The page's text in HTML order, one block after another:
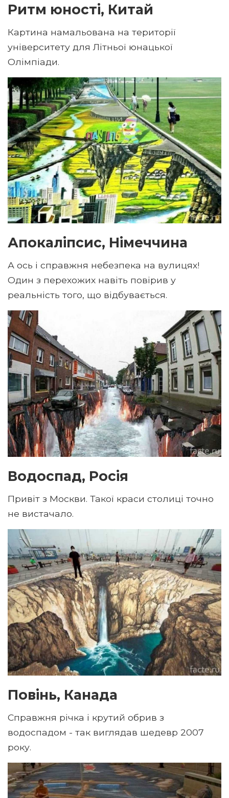
Ритм юності, Китай
Картина намальована на території
університету для Літньої юнацької
Олімпіади.
Апокаліпсис, Німеччина
А ось і справжня небезпека на вулицях!
Один з перехожих навіть повірив у
реальність того, що відбувається.
Водоспад, Росія
Привіт з Москви. Такої краси столиці точно
не вистачало.
Повінь, Канада
Справжня річка і крутий обрив з
водоспадом - так виглядав шедевр 2007
року.